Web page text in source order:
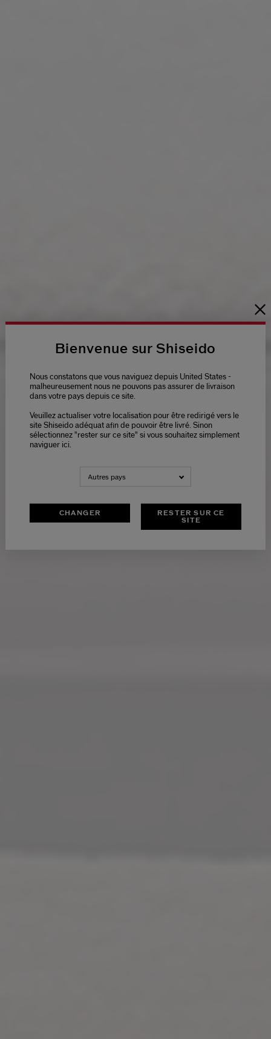
Bienvenue sur Shiseido
Nous constatons que vous naviguez depuis United States -
malheureusement nous ne pouvons pas assurer de livraison
dans votre pays depuis ce site.
Veuillez actualiser votre localisation pour être redirigé vers le
site Shiseido adéquat afin de pouvoir être livré. Sinon
sélectionnez "rester sur ce site" si vous souhaitez simplement
naviguer ici.
Autres pays
CHANGER
RESTER SUR CE
SITE